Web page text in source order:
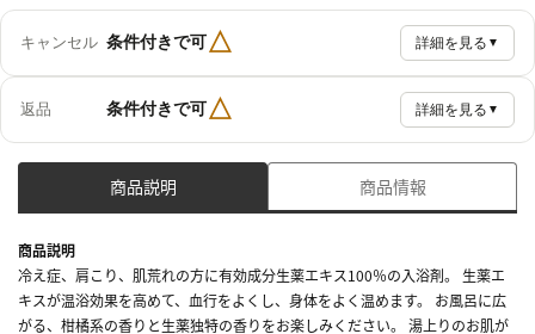
キャンセル 条件付きで可△ 詳細を見る ▼
返品 条件付きで可△ 詳細を見る ▼
商品説明 商品情報
商品説明
冷え症、肩こり、肌荒れの方に有効成分生薬エキス100％の入浴剤。 生薬エ
キスが温浴効果を高めて、血行をよくし、身体をよく温めます。 お風呂に広
がる、柑橘系の香りと生薬独特の香りをお楽しみください。 湯上りのお肌が